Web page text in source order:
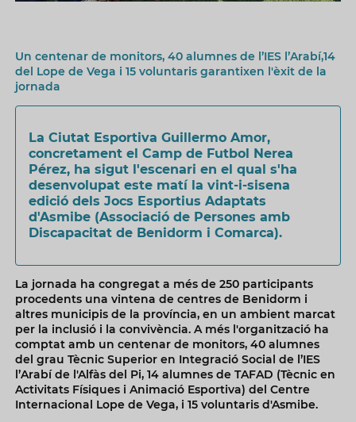
Un centenar de monitors, 40 alumnes de l’IES l’Arabí,14
del Lope de Vega i 15 voluntaris garantixen l'èxit de la
jornada
La Ciutat Esportiva Guillermo Amor,
concretament el Camp de Futbol Nerea
Pérez, ha sigut l'escenari en el qual s'ha
desenvolupat este matí la vint-i-sisena
edició dels Jocs Esportius Adaptats
d'Asmibe (Associació de Persones amb
Discapacitat de Benidorm i Comarca).
La jornada ha congregat a més de 250 participants
procedents una vintena de centres de Benidorm i
altres municipis de la província, en un ambient marcat
per la inclusió i la convivència. A més l'organització ha
comptat amb un centenar de monitors, 40 alumnes
del grau Tècnic Superior en Integració Social de l’IES
l’Arabí de l'Alfàs del Pi, 14 alumnes de TAFAD (Tècnic en
Activitats Físiques i Animació Esportiva) del Centre
Internacional Lope de Vega, i 15 voluntaris d'Asmibe.